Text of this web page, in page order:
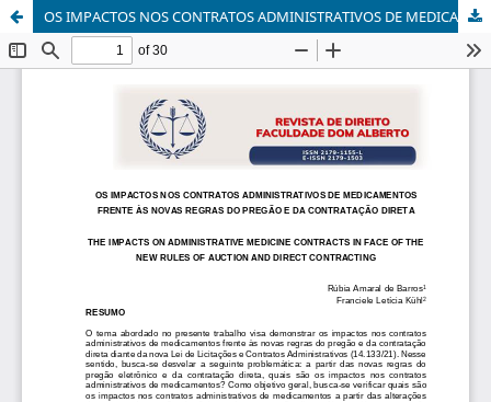
OS IMPACTOS NOS CONTRATOS ADMINISTRATIVOS DE MEDICAMENTOS FRENTE ÀS NOVAS REGRAS DO PREGÃO E DA CONTRATAÇÃO DIRETA